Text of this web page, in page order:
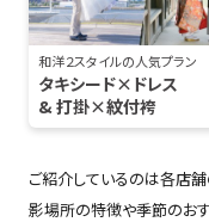
和洋２スタイルの人気プラン
タキシード×ドレス
& 打掛×紋付袴
ご紹介しているのは各店
影場所の特徴や季節のお